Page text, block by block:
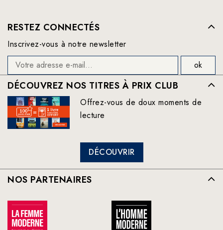
RESTEZ CONNECTÉS
Inscrivez-vous à notre newsletter
DÉCOUVREZ NOS TITRES À PRIX CLUB
Offrez-vous de doux moments de
lecture
DÉCOUVRIR
NOS PARTENAIRES